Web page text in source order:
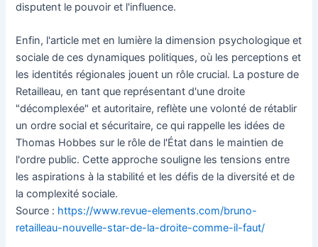
disputent le pouvoir et l'influence.
Enfin, l'article met en lumière la dimension psychologique et
sociale de ces dynamiques politiques, où les perceptions et
les identités régionales jouent un rôle crucial. La posture de
Retailleau, en tant que représentant d'une droite
"décomplexée" et autoritaire, reflète une volonté de rétablir
un ordre social et sécuritaire, ce qui rappelle les idées de
Thomas Hobbes sur le rôle de l'État dans le maintien de
l'ordre public. Cette approche souligne les tensions entre
les aspirations à la stabilité et les défis de la diversité et de
la complexité sociale.
Source : https://www.revue-elements.com/bruno-
retailleau-nouvelle-star-de-la-droite-comme-il-faut/